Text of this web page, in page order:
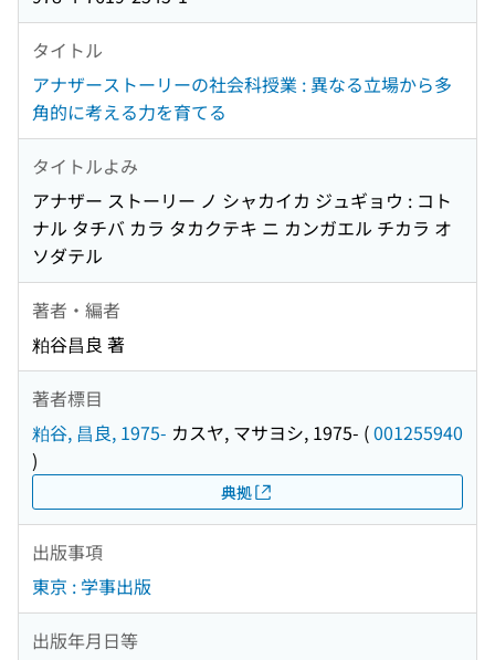
タイトル
アナザーストーリーの社会科授業 : 異なる立場から多
角的に考える力を育てる
タイトルよみ
アナザー ストーリー ノ シャカイカ ジュギョウ : コト
ナル タチバ カラ タカクテキ ニ カンガエル チカラ オ
ソダテル
著者・編者
粕谷昌良 著
著者標目
粕谷, 昌良, 1975- カスヤ, マサヨシ, 1975- (001255940
)
典拠
出版事項
東京 : 学事出版
出版年月日等